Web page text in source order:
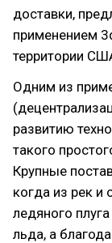
доставки,
применением
территории
Одним из
развитию
такого
Крупные
когда из рек
ледяного
льда, а